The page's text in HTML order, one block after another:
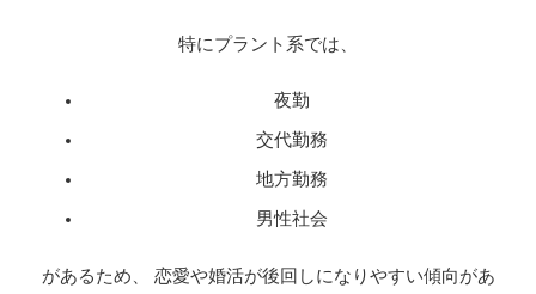
特にプラント系では、
夜勤
交代勤務
地方勤務
男性社会
があるため、 恋愛や婚活が後回しになりやすい傾向があ